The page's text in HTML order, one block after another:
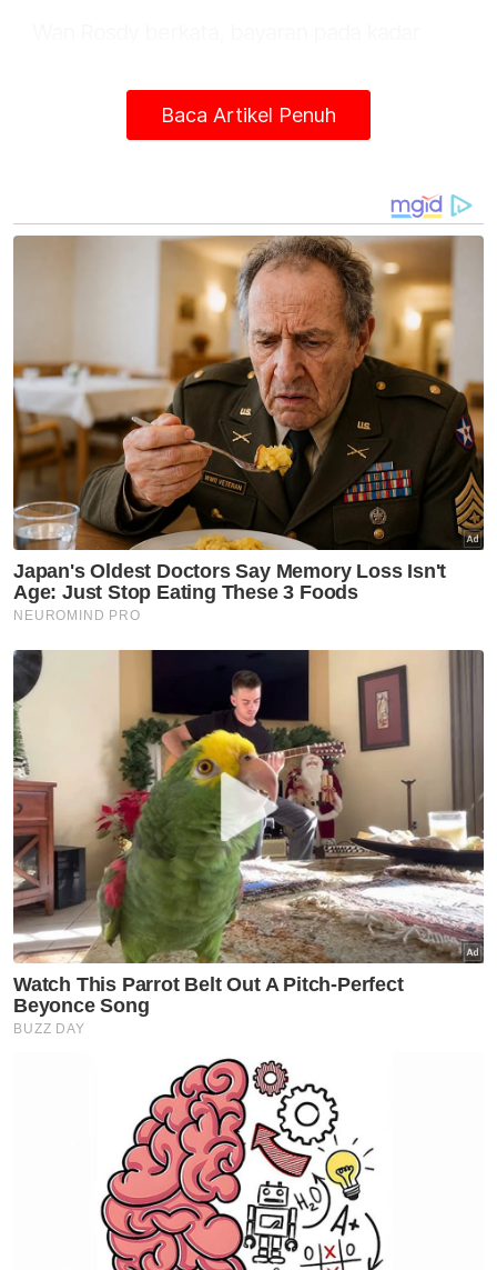
terdahulu selepas pemberian RAM.
"Kenaikan minima bagi golongan B40 terlibat
yang menggunakan air 25 meter padu dan
ke atas sebulan menerusi pemberian RAM
ialah RM10 sebulan.
"Jumlah keseluruhan golongan sasar yang
menerima impak RAM seramai 38,000
pengguna dengan implikasi kewangan RM4.6
juta setahun," jelasnya.
Tambah beliau, RAM akan diberi secara
automatik kepada semua pengguna
golongan sasar.
Artikel Berkaitan:
Kumpul baju terpakai bantu golongan memerlukan
'PN intai peluang ubah Kerajaan Pahang' - Muhyiddin
'Jika menang PRK Pelangai, PN intai peluang ubah
Kerajaan Pahang'- Muhyiddin
"Bagi pengguna yang tergolong dalam
golongan sasar namun tidak menerima rebat
secara automatik atas sebab tertentu, boleh
memohon dan menyemak di kaunter
Pejabat-pejabat Pengurusan Air Pahang
Berhad (PAIP) Daerah terdekat bermula 25
Januari ini.
Baca Artikel Penuh